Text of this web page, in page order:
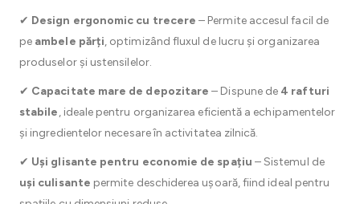
✔ Design ergonomic cu trecere – Permite accesul facil de
pe ambele părți, optimizând fluxul de lucru și organizarea
produselor și ustensilelor.
✔ Capacitate mare de depozitare – Dispune de 4 rafturi
stabile, ideale pentru organizarea eficientă a echipamentelor
și ingredientelor necesare în activitatea zilnică.
✔ Uși glisante pentru economie de spațiu – Sistemul de
uși culisante permite deschiderea ușoară, fiind ideal pentru